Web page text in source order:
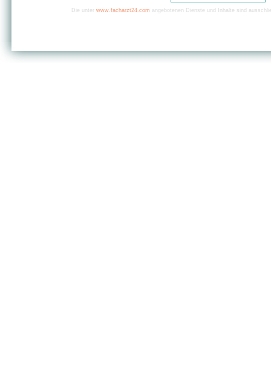
Die unter www.facharzt24.com angebotenen Dienste und Inhalte sind